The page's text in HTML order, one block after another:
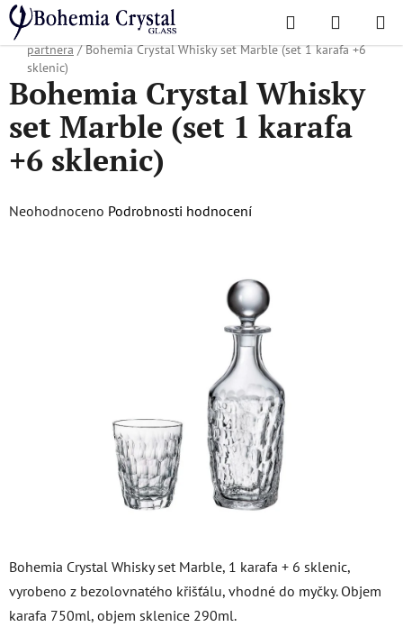
Přejít
na
obsah
Hledat
KOŠÍK
Domů
/ Oblíbené kolekce / Vánoční nabídka
Dárky pro obchodního
partnera / Bohemia Crystal Whisky set Marble (set 1 karafa +6
sklenic)
Bohemia Crystal Whisky set Marble, 1 karafa + 6 sklenic,
vyrobeno z bezolovnatého křišťálu, vhodné do myčky. Objem
karafa 750ml, objem sklenice 290ml.
Bohemia Crystal Whisky
set Marble (set 1 karafa
+6 sklenic)
Průměrné
Neohodnoceno Podrobnosti hodnocení